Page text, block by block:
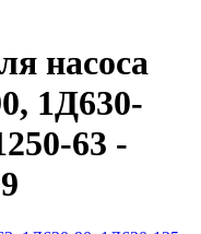
насоса
1Д630-
63 -